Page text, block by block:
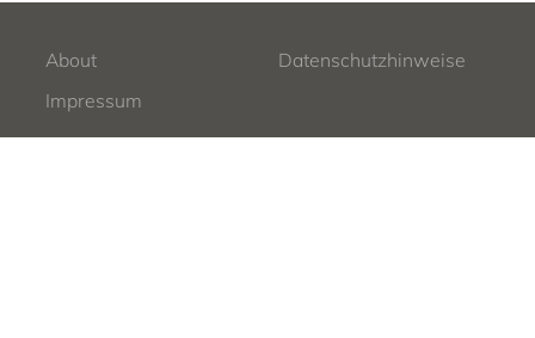
About
Datenschutzhinweise
Impressum